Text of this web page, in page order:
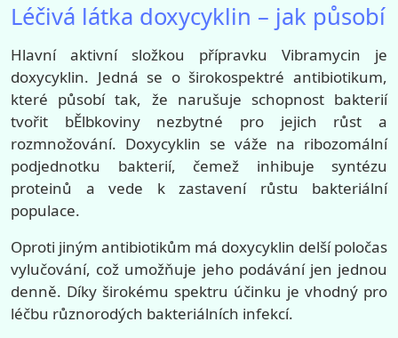
Léčivá látka doxycyklin – jak působí
Hlavní aktivní složkou přípravku Vibramycin je
doxycyklin. Jedná se o širokospektré antibiotikum,
které působí tak, že narušuje schopnost bakterií
tvořit bĚlbkoviny nezbytné pro jejich růst a
rozmnožování. Doxycyklin se váže na ribozomální
podjednotku bakterií, čemež inhibuje syntézu
proteinů a vede k zastavení růstu bakteriální
populace.
Oproti jiným antibiotikům má doxycyklin delší poločas
vylučování, což umožňuje jeho podávání jen jednou
denně. Díky širokému spektru účinku je vhodný pro
léčbu různorodých bakteriálních infekcí.